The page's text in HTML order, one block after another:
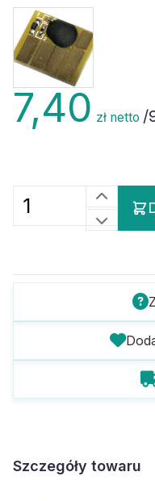
7,40 zł netto /
Szczegóły towaru